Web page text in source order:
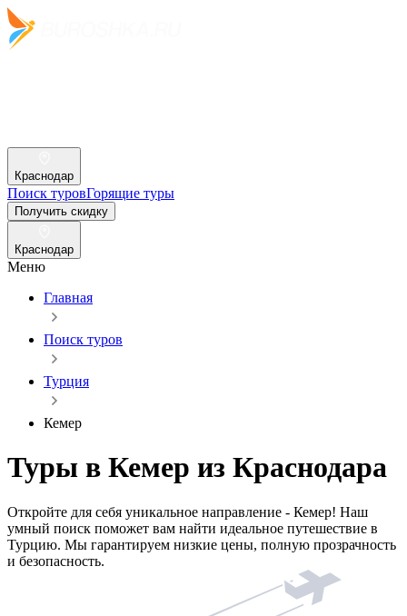
Краснодар
Поиск туровГорящие туры
Получить скидку
Краснодар
Меню
Главная
Поиск туров
Турция
Кемер
Туры в Кемер из Краснодара
Откройте для себя уникальное направление - Кемер! Наш
умный поиск поможет вам найти идеальное путешествие в
Турцию. Мы гарантируем низкие цены, полную прозрачность
и безопасность.